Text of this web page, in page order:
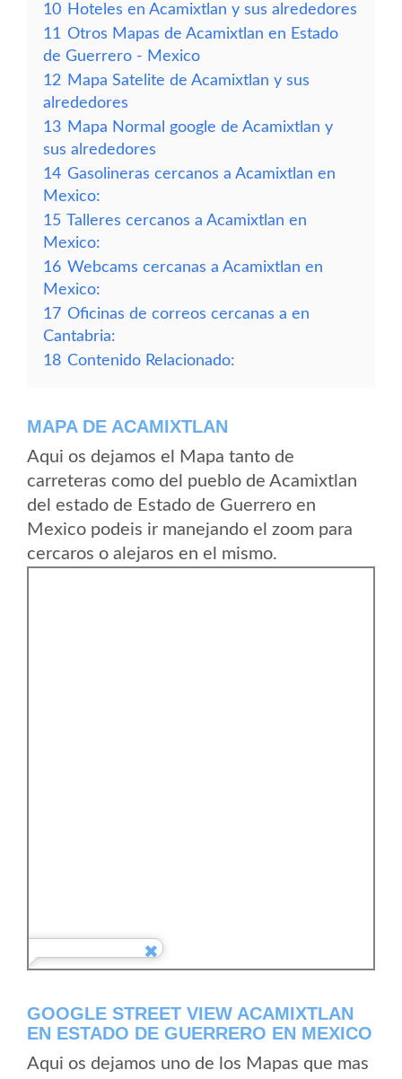
10 Hoteles en Acamixtlan y sus alrededores
11 Otros Mapas de Acamixtlan en Estado
de Guerrero - Mexico
12 Mapa Satelite de Acamixtlan y sus
alrededores
13 Mapa Normal google de Acamixtlan y
sus alrededores
14 Gasolineras cercanos a Acamixtlan en
Mexico:
15 Talleres cercanos a Acamixtlan en
Mexico:
16 Webcams cercanas a Acamixtlan en
Mexico:
17 Oficinas de correos cercanas a en
Cantabria:
18 Contenido Relacionado:
MAPA DE ACAMIXTLAN
Aqui os dejamos el Mapa tanto de
carreteras como del pueblo de Acamixtlan
del estado de Estado de Guerrero en
Mexico podeis ir manejando el zoom para
cercaros o alejaros en el mismo.
GOOGLE STREET VIEW ACAMIXTLAN
EN ESTADO DE GUERRERO EN MEXICO
Aqui os dejamos uno de los Mapas que mas